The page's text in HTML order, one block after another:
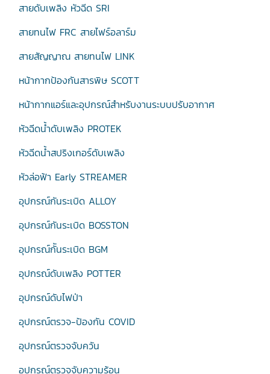
สายดับเพลิง หัวฉีด SRI
สายทนไฟ FRC สายไฟร์อลาร์ม
สายสัญญาณ สายทนไฟ LINK
หน้ากากป้องกันสารพิษ SCOTT
หน้ากากแอร์และอุปกรณ์สำหรับงานระบบปรับอากาศ
หัวฉีดน้ำดับเพลิง PROTEK
หัวฉีดน้ำสปริงเกอร์ดับเพลิง
หัวล่อฟ้า Early STREAMER
อุปกรณ์กันระเบิด ALLOY
อุปกรณ์กันระเบิด BOSSTON
อุปกรณ์กัันระเบิด BGM
อุปกรณ์ดับเพลิง POTTER
อุปกรณ์ดับไฟป่า
อุปกรณ์ตรวจ-ป้องกัน COVID
อุปกรณ์ตรวจจับควัน
อุปกรณ์ตรวจจับความร้อน